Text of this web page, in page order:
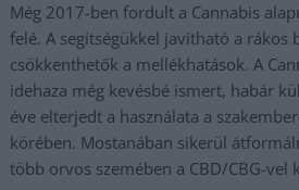
Még 2017-ben fordult a Cannabis
felé. A segítségükkel javítható a rákos
csökkenthetők a mellékhatások. A
idehaza még kevésbé ismert, habár
éve elterjedt a használata a
körében. Mostanában sikerül
több orvos szemében a CBD/CBG-vel